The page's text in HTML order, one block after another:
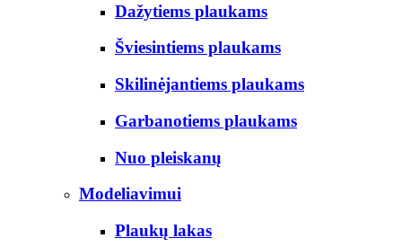
Dažytiems plaukams
Šviesintiems plaukams
Skilinėjantiems plaukams
Garbanotiems plaukams
Nuo pleiskanų
Modeliavimui
Plaukų lakas